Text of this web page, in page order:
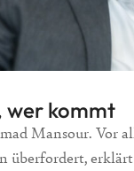
wer kommt
Mansour. Vor
überfordert,